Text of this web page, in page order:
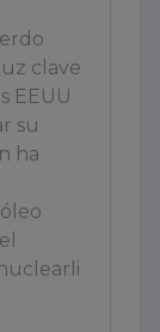
clave
EEUU
su
ha